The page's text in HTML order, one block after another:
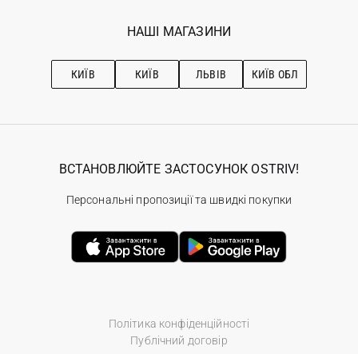
Ostriv Club+
Наші магазини
Рекомендації з догляду
НАШІ МАГАЗИНИ
КИЇВ КИЇВ ЛЬВІВ КИЇВ ОБЛ
Політика конфіденційності
Публічний договір
ВСТАНОВЛЮЙТЕ ЗАСТОСУНОК OSTRIV!
Персональні пропозиції та швидкі покупки